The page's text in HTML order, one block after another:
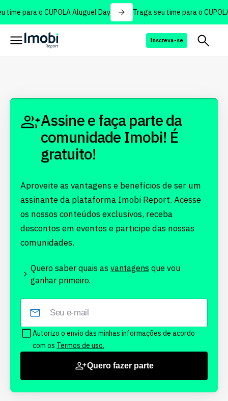
time para o CUPOLA Aluguel Day Traga seu time para o
Inscreva-se
Assine e faça parte da
comunidade Imobi! É
gratuito!
Aproveite as vantagens e benefícios de ser um
assinante da plataforma Imobi Report. Acesse
os nossos conteúdos exclusivos, receba
descontos em eventos e participe das nossas
comunidades.
Quero saber quais as vantagens que vou
ganhar primeiro.
Autorizo o envio das minhas informações de acordo
com os Termos de uso.
Quero fazer parte